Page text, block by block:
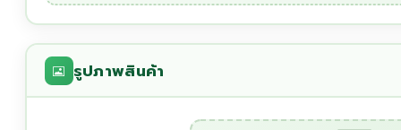
รูปภาพสินค้า